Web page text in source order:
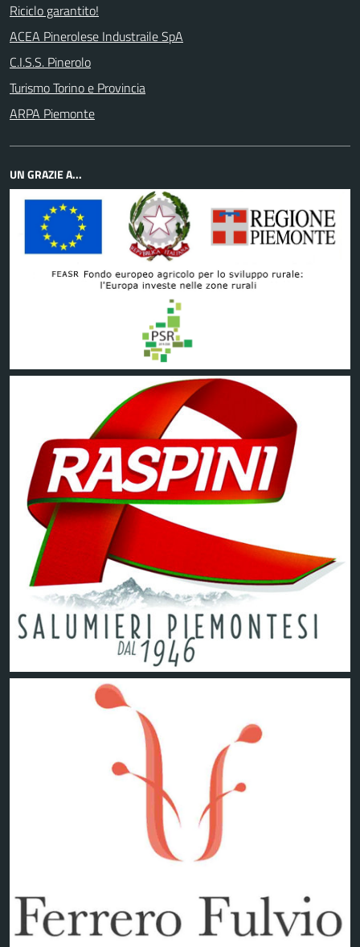
Riciclo garantito!
ACEA Pinerolese Industraile SpA
C.I.S.S. Pinerolo
Turismo Torino e Provincia
ARPA Piemonte
UN GRAZIE A...